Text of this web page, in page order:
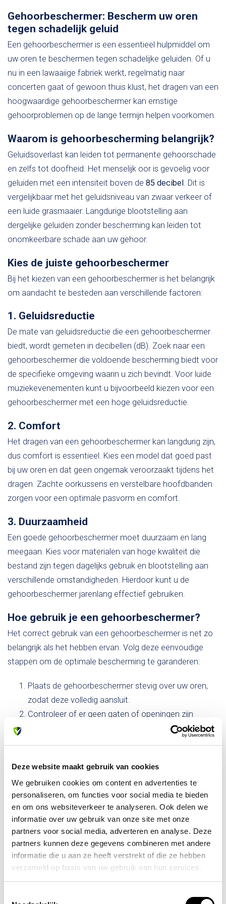
Deze website maakt gebruik van cookies
We gebruiken cookies om content en advertenties te
personaliseren, om functies voor social media te bieden
en om ons websiteverkeer te analyseren. Ook delen we
informatie over uw gebruik van onze site met onze
partners voor social media, adverteren en analyse. Deze
partners kunnen deze gegevens combineren met andere
informatie die u aan ze heeft verstrekt of die ze hebben
verzameld op basis van uw gebruik van hun services.
Gehoorbeschermer: Bescherm uw oren
tegen schadelijk geluid
Een gehoorbeschermer is een essentieel hulpmiddel om
uw oren te beschermen tegen schadelijke geluiden. Of u
nu in een lawaaiige fabriek werkt, regelmatig naar
concerten gaat of gewoon thuis klust, het dragen van een
hoogwaardige gehoorbeschermer kan ernstige
gehoorproblemen op de lange termijn helpen voorkomen.
Waarom is gehoorbescherming belangrijk?
Geluidsoverlast kan leiden tot permanente gehoorschade
en zelfs tot doofheid. Het menselijk oor is gevoelig voor
geluiden met een intensiteit boven de 85 decibel . Dit is
vergelijkbaar met het geluidsniveau van zwaar verkeer of
een luide grasmaaier. Langdurige blootstelling aan
dergelijke geluiden zonder bescherming kan leiden tot
onomkeerbare schade aan uw gehoor.
Kies de juiste gehoorbeschermer
Bij het kiezen van een gehoorbeschermer is het belangrijk
om aandacht te besteden aan verschillende factoren:
1. Geluidsreductie
De mate van geluidsreductie die een gehoorbeschermer
biedt, wordt gemeten in decibellen (dB). Zoek naar een
gehoorbeschermer die voldoende bescherming biedt voor
de specifieke omgeving waarin u zich bevindt. Voor luide
muziekevenementen kunt u bijvoorbeeld kiezen voor een
gehoorbeschermer met een hoge geluidsreductie.
2. Comfort
Het dragen van een gehoorbeschermer kan langdurig zijn,
dus comfort is essentieel. Kies een model dat goed past
bij uw oren en dat geen ongemak veroorzaakt tijdens het
dragen. Zachte oorkussens en verstelbare hoofdbanden
zorgen voor een optimale pasvorm en comfort.
3. Duurzaamheid
Een goede gehoorbeschermer moet duurzaam en lang
meegaan. Kies voor materialen van hoge kwaliteit die
bestand zijn tegen dagelijks gebruik en blootstelling aan
verschillende omstandigheden. Hierdoor kunt u de
gehoorbeschermer jarenlang effectief gebruiken.
Hoe gebruik je een gehoorbeschermer?
Het correct gebruik van een gehoorbeschermer is net zo
belangrijk als het hebben ervan. Volg deze eenvoudige
stappen om de optimale bescherming te garanderen:
Plaats de gehoorbeschermer stevig over uw oren,
zodat deze volledig aansluit.
Controleer of er geen gaten of openingen zijn
Verwijder de gehoorbeschermer niet totdat u zich in
een rustige omgeving bevindt.
Reinig de gehoorbeschermer regelmatig volgens de
instructies van de fabrikant.
Waarom kiezen voor onze
gehoorbeschermers?